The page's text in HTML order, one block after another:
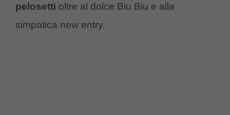
pelosetti oltre al dolce Biu Biu e alla
simpatica new entry.